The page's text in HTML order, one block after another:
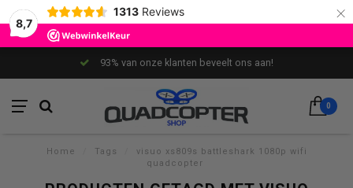
8,7
1313 Reviews ×
93% van onze klanten beveelt ons aan!
0
Home Tags
visuo xs809s battleshark 1080p wifi
quadcopter